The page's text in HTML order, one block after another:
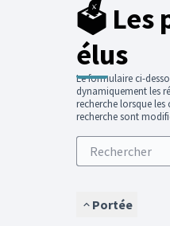
🗳️ Les
élus
Le formulaire ci-
dynamiquement les
recherche lorsque
recherche sont
Portée